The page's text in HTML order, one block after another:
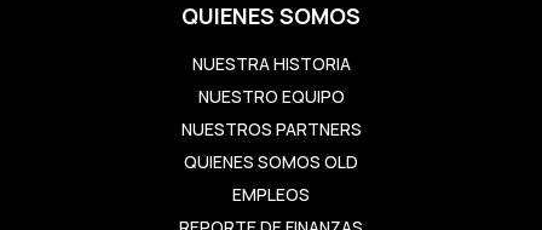
QUIENES SOMOS
NUESTRA HISTORIA
NUESTRO EQUIPO
NUESTROS PARTNERS
QUIENES SOMOS OLD
EMPLEOS